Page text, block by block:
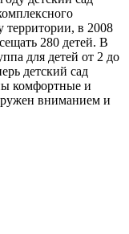
территории, в 2008
280 детей. В
для детей от 2 до
детский сад
комфортные и
вниманием и